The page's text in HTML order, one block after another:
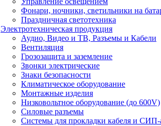
Фонари, ночники, светильники на
Праздничная светотехника
Электротехническая продукция
Аудио, Видео и ТВ, Разъемы и Кабели
Вентиляция
Грозозащита и заземление
Звонки электрические
Знаки безопасности
Климатическое оборудование
Монтажные изделия
Низковольтное оборудование (до 600V)
Силовые разъемы
Системы для прокладки кабеля и СИП-